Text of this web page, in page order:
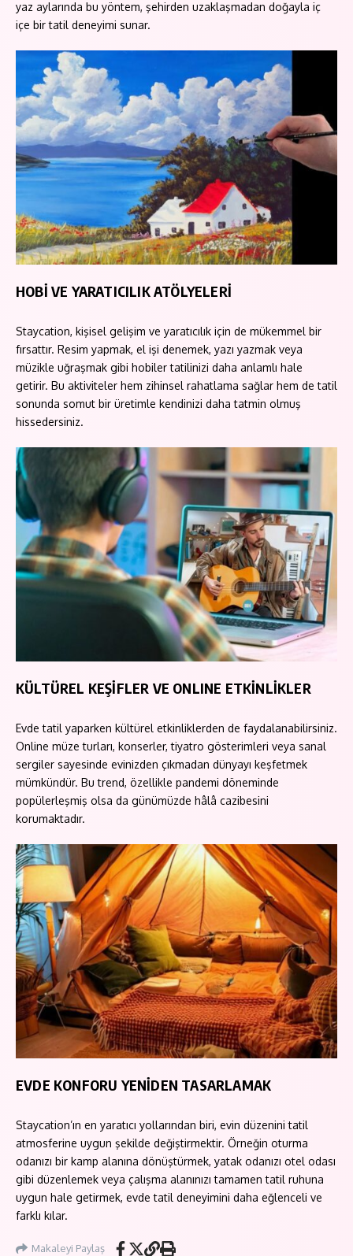
yaz aylarında bu yöntem, şehirden uzaklaşmadan doğayla iç
içe bir tatil deneyimi sunar.
HOBİ VE YARATICILIK ATÖLYELERİ
Staycation, kişisel gelişim ve yaratıcılık için de mükemmel bir
fırsattır. Resim yapmak, el işi denemek, yazı yazmak veya
müzikle uğraşmak gibi hobiler tatilinizi daha anlamlı hale
getirir. Bu aktiviteler hem zihinsel rahatlama sağlar hem de tatil
sonunda somut bir üretimle kendinizi daha tatmin olmuş
hissedersiniz.
KÜLTÜREL KEŞİFLER VE ONLINE ETKİNLİKLER
Evde tatil yaparken kültürel etkinliklerden de faydalanabilirsiniz.
Online müze turları, konserler, tiyatro gösterimleri veya sanal
sergiler sayesinde evinizden çıkmadan dünyayı keşfetmek
mümkündür. Bu trend, özellikle pandemi döneminde
popülerleşmiş olsa da günümüzde hâlâ cazibesini
korumaktadır.
EVDE KONFORU YENİDEN TASARLAMAK
Staycation’ın en yaratıcı yollarından biri, evin düzenini tatil
atmosferine uygun şekilde değiştirmektir. Örneğin oturma
odanızı bir kamp alanına dönüştürmek, yatak odanızı otel odası
gibi düzenlemek veya çalışma alanınızı tamamen tatil ruhuna
uygun hale getirmek, evde tatil deneyimini daha eğlenceli ve
farklı kılar.
Makaleyi Paylaş